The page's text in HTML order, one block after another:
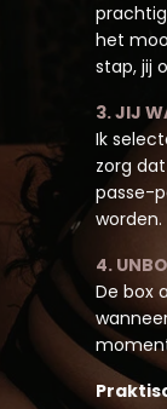
het
stap, jij
3. JIJ
Ik
zorg
passe-
worden.
4.
De box